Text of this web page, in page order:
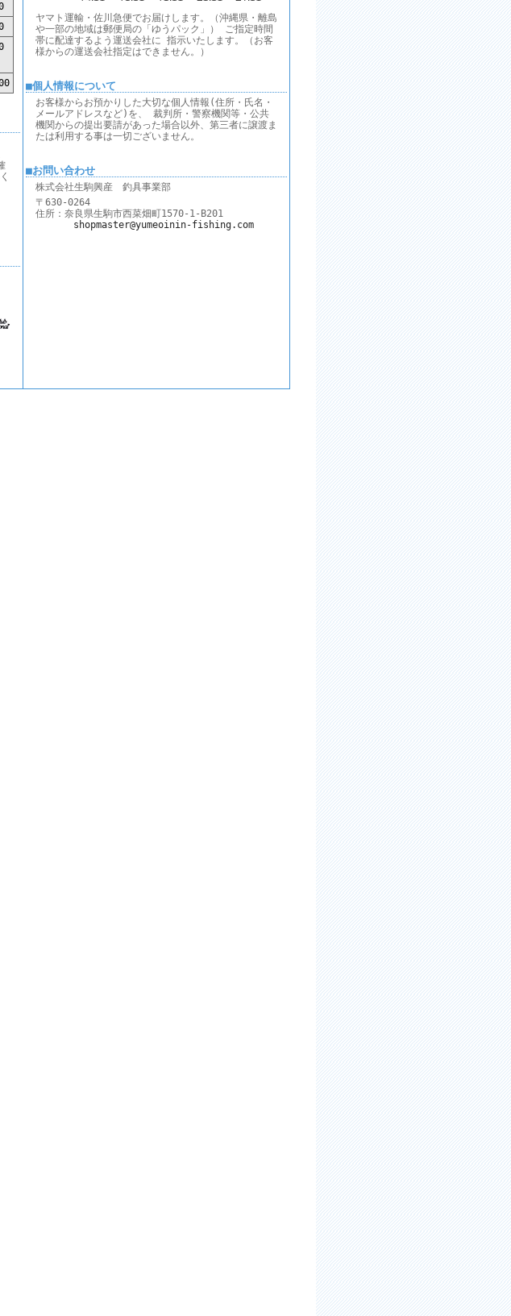
ヤマト運輸・佐川急便でお届けします。（沖縄県・離島
や一部の地域は郵便局の「ゆうパック」） ご指定時間
帯に配達するよう運送会社に 指示いたします。（お客
様からの運送会社指定はできません。）
■個人情報について
お客様からお預かりした大切な個人情報(住所・氏名・
メールアドレスなど)を、 裁判所・警察機関等・公共
機関からの提出要請があった場合以外、第三者に譲渡ま
たは利用する事は一切ございません。
■お問い合わせ
株式会社生駒興産 釣具事業部
〒630-0264
住所：奈良県生駒市西菜畑町1570-1-B201
shopmaster@yumeoinin-fishing.com